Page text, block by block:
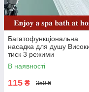
Багатофункціональна
насадка для душу
тиск 3 режими
В наявності
115 ₴ 350 ₴